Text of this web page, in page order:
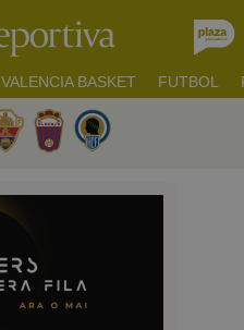
VALENCIA BASKET FUTBOL